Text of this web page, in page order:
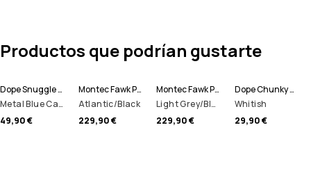
Productos que podrían gustarte
Dope Snuggle Pantalón Térmico Hombre
Metal Blue Camo
49,90 €
Montec Fawk Pantalones Snowboard Hombre
Atlantic/Black
229,90 €
Montec Fawk Pantalones Snowboard Hombre
Light Grey/Black/Dark Atlantic
229,90 €
Dope Chunky Gorro
Whitish
29,90 €